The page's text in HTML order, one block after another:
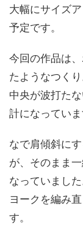
大幅にサイズ
予定です。
今回の作品は
たようなつくり
中央が波打た
計になっていま
なで肩傾斜に
が、そのまま
なっていました
ヨークを編み
す。